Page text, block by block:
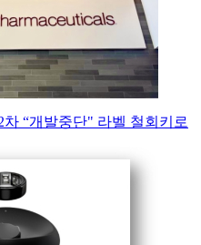
차 “개발중단" 라벨 철회키로